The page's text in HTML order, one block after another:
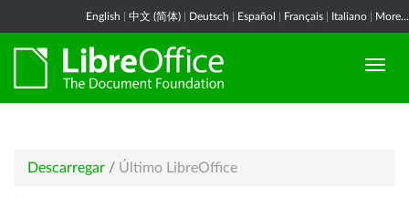
English 中文 (简体) Deutsch Español Français Italiano More...
Descarregar / Último LibreOffice